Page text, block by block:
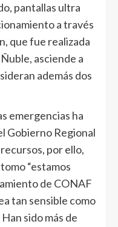
pantallas ultra
a través
que fue realizada
asciende a
además dos
emergencias ha
Gobierno Regional
por ello,
“estamos
de CONAF
tan sensible como
sido más de